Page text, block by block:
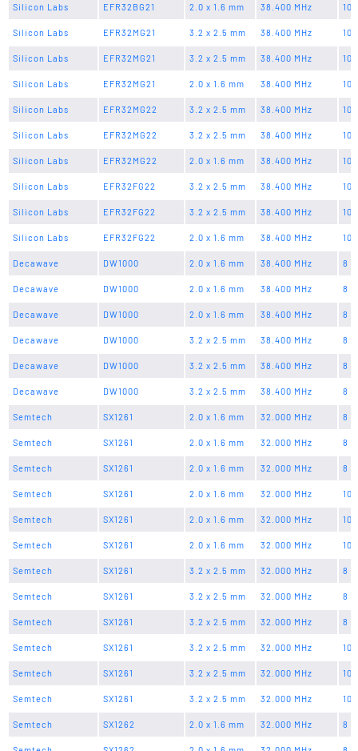
Silicon Labs EFR32BG21 2.0 x 1.6 mm 38.400 MHz 10
Silicon Labs EFR32MG21 3.2 x 2.5 mm 38.400 MHz 10
Silicon Labs EFR32MG21 3.2 x 2.5 mm 38.400 MHz 10
Silicon Labs EFR32MG21 2.0 x 1.6 mm 38.400 MHz 10
Silicon Labs EFR32MG22 3.2 x 2.5 mm 38.400 MHz 10
Silicon Labs EFR32MG22 3.2 x 2.5 mm 38.400 MHz 10
Silicon Labs EFR32MG22 2.0 x 1.6 mm 38.400 MHz 10
Silicon Labs EFR32FG22 3.2 x 2.5 mm 38.400 MHz 10
Silicon Labs EFR32FG22 3.2 x 2.5 mm 38.400 MHz 10
Silicon Labs EFR32FG22 2.0 x 1.6 mm 38.400 MHz 10
Decawave DW1000 2.0 x 1.6 mm 38.400 MHz 8
Decawave DW1000 2.0 x 1.6 mm 38.400 MHz 8
Decawave DW1000 2.0 x 1.6 mm 38.400 MHz 8
Decawave DW1000 3.2 x 2.5 mm 38.400 MHz 8
Decawave DW1000 3.2 x 2.5 mm 38.400 MHz 8
Decawave DW1000 3.2 x 2.5 mm 38.400 MHz 8
Semtech SX1261 2.0 x 1.6 mm 32.000 MHz 8
Semtech SX1261 2.0 x 1.6 mm 32.000 MHz 8
Semtech SX1261 2.0 x 1.6 mm 32.000 MHz 8
Semtech SX1261 2.0 x 1.6 mm 32.000 MHz 10
Semtech SX1261 2.0 x 1.6 mm 32.000 MHz 10
Semtech SX1261 2.0 x 1.6 mm 32.000 MHz 10
Semtech SX1261 3.2 x 2.5 mm 32.000 MHz 8
Semtech SX1261 3.2 x 2.5 mm 32.000 MHz 8
Semtech SX1261 3.2 x 2.5 mm 32.000 MHz 8
Semtech SX1261 3.2 x 2.5 mm 32.000 MHz 10
Semtech SX1261 3.2 x 2.5 mm 32.000 MHz 10
Semtech SX1261 3.2 x 2.5 mm 32.000 MHz 10
Semtech SX1262 2.0 x 1.6 mm 32.000 MHz 8